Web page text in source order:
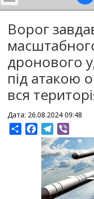
Ворог
дронового
під атакою
вся
Дата: 26.08.2024 09:48
ShareFacebookTelegram